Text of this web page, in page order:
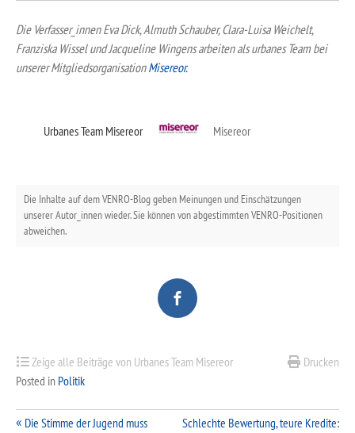
Die Verfasser_innen Eva Dick, Almuth Schauber, Clara-Luisa Weichelt,
Franziska Wissel und Jacqueline Wingens arbeiten als urbanes Team bei
unserer MitgliedsorganisationMisereor.
Urbanes Team Misereor Misereor
Die Inhalte auf dem VENRO-Blog geben Meinungen und Einschätzungen
unserer Autor_innen wieder. Sie können von abgestimmten VENRO-Positionen
abweichen.
Drucken
Zeige alle Beiträge von Urbanes Team Misereor
Posted in Politik
Beitragsnavigation
Die Stimme der Jugend muss
Schlechte Bewertung, teure Kredite: